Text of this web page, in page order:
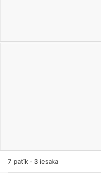
7 patīk · 3iesaka